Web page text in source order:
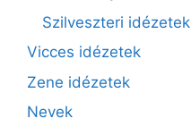
Szilveszteri idézetek
Vicces idézetek
Zene idézetek
Nevek